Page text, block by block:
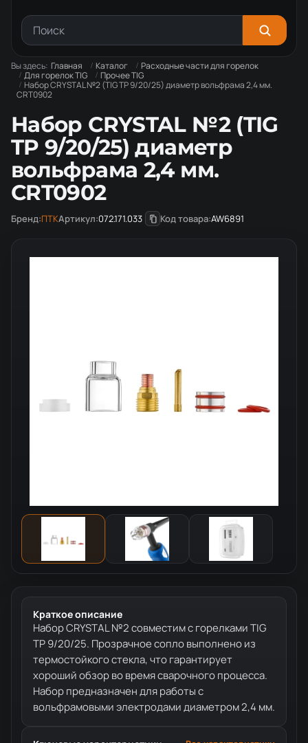
Вы здесь: Главная Каталог
Расходные части для горелок
Для горелок TIG
Прочее TIG
Набор CRYSTAL №2 (TIG TP 9/20/25) диаметр вольфрама 2,4 мм.
CRT0902
Набор CRYSTAL №2 (TIG
TP 9/20/25) диаметр
вольфрама 2,4 мм.
CRT0902
Бренд:ПТКАртикул:072.171.033 Код товара:AW6891
Краткое описание
Набор CRYSTAL №2 совместим с горелками TIG
TP 9/20/25. Прозрачное сопло выполнено из
термостойкого стекла, что гарантирует
хороший обзор во время сварочного процесса.
Набор предназначен для работы с
вольфрамовыми электродами диаметром 2,4 мм.